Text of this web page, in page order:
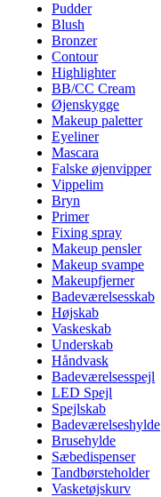
Pudder
Blush
Bronzer
Contour
Highlighter
BB/CC Cream
Øjenskygge
Makeup paletter
Eyeliner
Mascara
Falske øjenvipper
Vippelim
Bryn
Primer
Fixing spray
Makeup pensler
Makeup svampe
Makeupfjerner
Badeværelsesskab
Højskab
Vaskeskab
Underskab
Håndvask
Badeværelsesspejl
LED Spejl
Spejlskab
Badeværelseshylde
Brusehylde
Sæbedispenser
Tandbørsteholder
Vasketøjskurv